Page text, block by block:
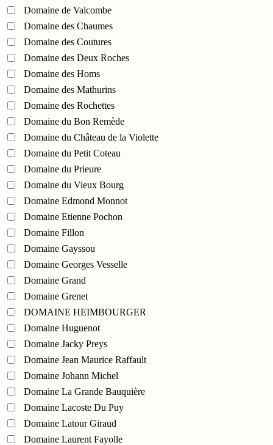
Domaine de Valcombe
Domaine des Chaumes
Domaine des Coutures
Domaine des Deux Roches
Domaine des Homs
Domaine des Mathurins
Domaine des Rochettes
Domaine du Bon Remède
Domaine du Château de la Violette
Domaine du Petit Coteau
Domaine du Prieure
Domaine du Vieux Bourg
Domaine Edmond Monnot
Domaine Etienne Pochon
Domaine Fillon
Domaine Gayssou
Domaine Georges Vesselle
Domaine Grand
Domaine Grenet
DOMAINE HEIMBOURGER
Domaine Huguenot
Domaine Jacky Preys
Domaine Jean Maurice Raffault
Domaine Johann Michel
Domaine La Grande Bauquière
Domaine Lacoste Du Puy
Domaine Latour Giraud
Domaine Laurent Fayolle